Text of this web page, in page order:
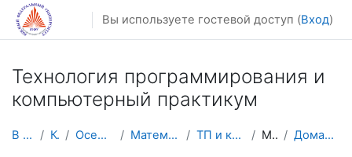
Перейти к основному содержанию
Вы используете гостевой доступ (Вход)
Технология программирования и
компьютерный практикум
В начало Курсы Осенний семестр Математика, механика ТП и комп. практикум Модуль 1 Домашнее задание 2